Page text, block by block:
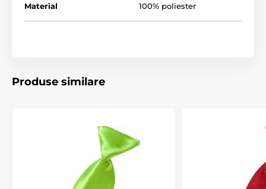
Material 100% poliester
Produse similare